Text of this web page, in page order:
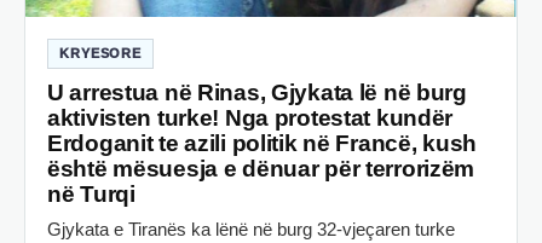
KRYESORE
U arrestua në Rinas, Gjykata lë në burg
aktivisten turke! Nga protestat kundër
Erdoganit te azili politik në Francë, kush
është mësuesja e dënuar për terrorizëm
në Turqi
Gjykata e Tiranës ka lënë në burg 32-vjeçaren turke